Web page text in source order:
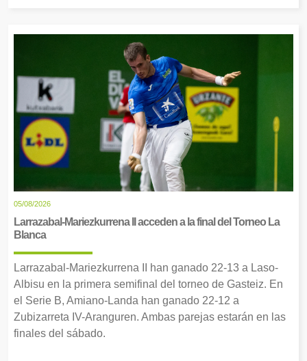
05/08/2026
Larrazabal-Mariezkurrena II acceden a la final del Torneo La
Blanca
Larrazabal-Mariezkurrena II han ganado 22-13 a Laso-
Albisu en la primera semifinal del torneo de Gasteiz. En
el Serie B, Amiano-Landa han ganado 22-12 a
Zubizarreta IV-Aranguren. Ambas parejas estarán en las
finales del sábado.